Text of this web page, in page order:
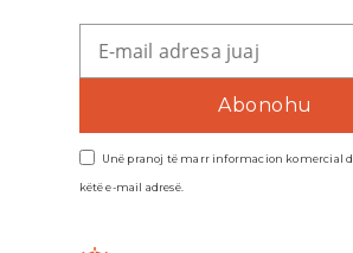
Unë pranoj të marr informacion komercial
këtë e-mail adresë.